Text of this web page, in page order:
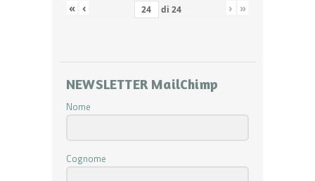
« ‹ di 24 › »
NEWSLETTER MailChimp
Nome
Cognome